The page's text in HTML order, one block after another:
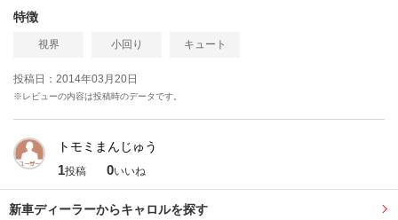
特徴
視界 小回り キュート
投稿日：2014年03月20日
※レビューの内容は投稿時のデータです。
トモミまんじゅう
1投稿 0いいね
新車ディーラーからキャロルを探す